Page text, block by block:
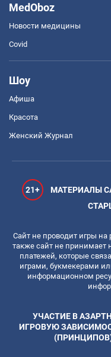
MedOboz
Новости медицины
Covid
Шоу
Афиша
Красота
Женский Журнал
21+
МАТЕРИАЛЫ
Сайт не проводит игры
также сайт не принимает
платежей, которые
играми, букмекерами
информационном
УЧАСТИЕ В
ИГРОВУЮ